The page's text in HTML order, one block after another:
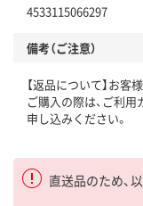
4533115066297
備考（ご注意）
【返品について】お客
ご購入の際は、ご利用
申し込みください。
直送品のため、